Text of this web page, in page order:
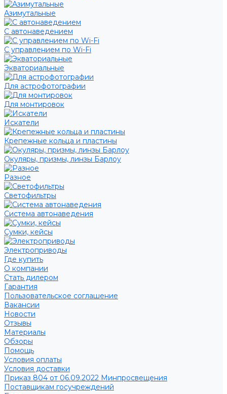
Азимутальные
С автонаведением
С управлением по Wi-Fi
Экваториальные
Для астрофотографии
Для монтировок
Искатели
Крепежные кольца и пластины
Окуляры, призмы, линзы Барлоу
Разное
Светофильтры
Система автонаведения
Сумки, кейсы
Электроприводы
Где купить
О компании
Стать дилером
Гарантия
Пользовательское соглашение
Вакансии
Новости
Отзывы
Материалы
Обзоры
Помощь
Условия оплаты
Условия доставки
Приказ 804 от 06.09.2022 Минпросвещения
Поставщикам госучреждений